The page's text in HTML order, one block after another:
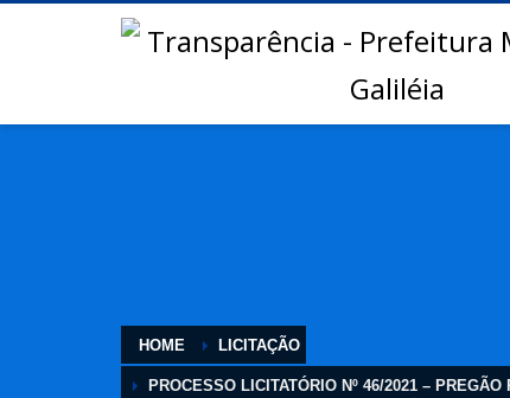
HOME LICITAÇÃO
PROCESSO LICITATÓRIO Nº 46/2021 –